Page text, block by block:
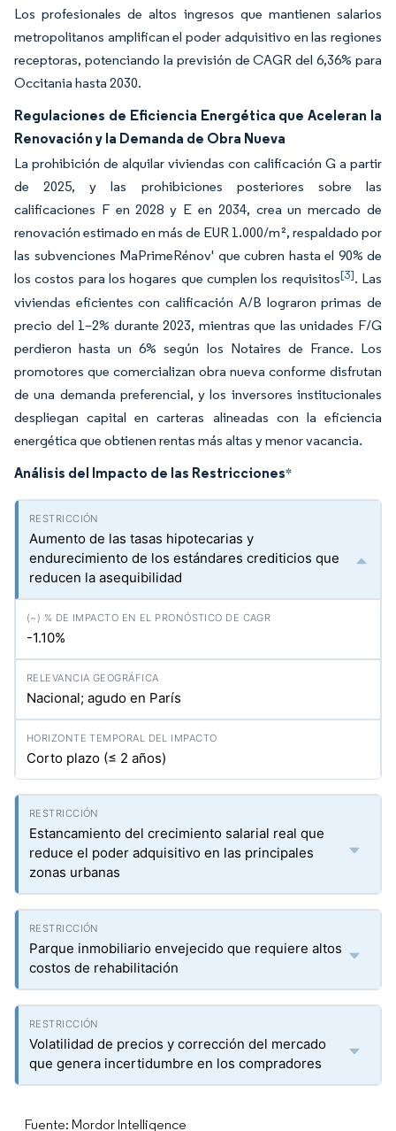
Los profesionales de altos ingresos que mantienen salarios
metropolitanos amplifican el poder adquisitivo en las regiones
receptoras, potenciando la previsión de CAGR del 6,36% para
Occitania hasta 2030.
Regulaciones de Eficiencia Energética que Aceleran la
Renovación y la Demanda de Obra Nueva
La prohibición de alquilar viviendas con calificación G a partir
de 2025, y las prohibiciones posteriores sobre las
calificaciones F en 2028 y E en 2034, crea un mercado de
renovación estimado en más de EUR 1.000/m², respaldado por
las subvenciones MaPrimeRénov' que cubren hasta el 90% de
los costos para los hogares que cumplen los requisitos[3]. Las
viviendas eficientes con calificación A/B lograron primas de
precio del 1–2% durante 2023, mientras que las unidades F/G
perdieron hasta un 6% según los Notaires de France. Los
promotores que comercializan obra nueva conforme disfrutan
de una demanda preferencial, y los inversores institucionales
despliegan capital en carteras alineadas con la eficiencia
energética que obtienen rentas más altas y menor vacancia.
Análisis del Impacto de las Restricciones*
Aumento de las tasas hipotecarias y
endurecimiento de los estándares crediticios que
reducen la asequibilidad
-1.10%
Nacional; agudo en París
Corto plazo (≤ 2 años)
Estancamiento del crecimiento salarial real que
reduce el poder adquisitivo en las principales
zonas urbanas
Parque inmobiliario envejecido que requiere altos
costos de rehabilitación
Volatilidad de precios y corrección del mercado
que genera incertidumbre en los compradores
Fuente: Mordor Intelligence